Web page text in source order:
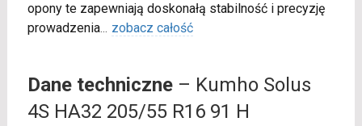
opony te zapewniają doskonałą stabilność i precyzję
prowadzenia... zobacz całość
Dane techniczne– Kumho Solus
4S HA32 205/55 R16 91 H